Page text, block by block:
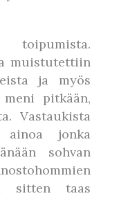
muistutettiin
ja myös
pitkään,
Vastaukista
jonka
sohvan
sitten taas